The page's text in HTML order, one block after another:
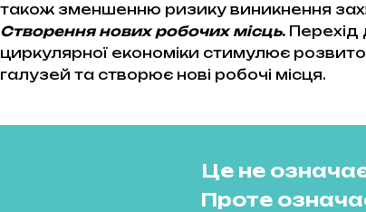
також зменшенню ризику виникнення
Створення нових робочих місць. Перехід
циркулярної економіки стимулює
галузей та створює нові робочі місця.
Це не
Проте